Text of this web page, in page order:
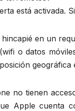
está activada.
en un
o datos
no tienen
Apple cuenta